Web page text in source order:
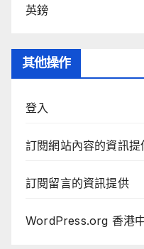
英鎊
其他操作
登入
訂閱網站內容的資訊提
訂閱留言的資訊提供
WordPress.org 香港